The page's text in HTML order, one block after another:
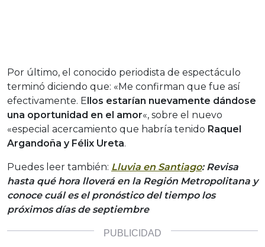
Por último, el conocido periodista de espectáculo
terminó diciendo que: «Me confirman que fue así
efectivamente. E llos estarían nuevamente dándose
una oportunidad en el amor«, sobre el nuevo
«especial acercamiento que habría tenido Raquel
Argandoña y Félix Ureta.
Puedes leer también: Lluvia en Santiago: Revisa
hasta qué hora lloverá en la Región Metropolitana y
conoce cuál es el pronóstico del tiempo los
próximos días de septiembre